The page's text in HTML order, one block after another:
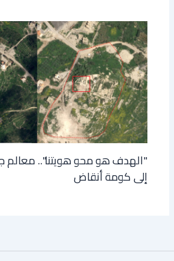
"الهدف هو محو هويتنا".. معالم
إلى كومة أنقاض